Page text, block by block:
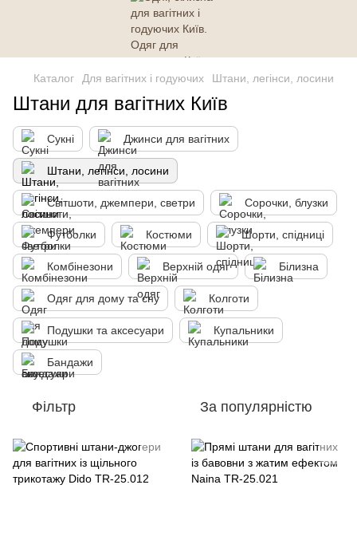
Каталог Для вагітних і годуючих Штани, легінси, лосини
Штани для вагітних Київ
Сукні Джинси для вагітних
Штани, легінси, лосини
Світшоти, джемпери, светри Сорочки, блузки
Футболки Костюми Шорти, спідниці
Комбінезони Верхній одяг Білизна
Одяг для дому та сну Колготи
Подушки та аксесуари Купальники
Бандажи
Фільтр За популярністю